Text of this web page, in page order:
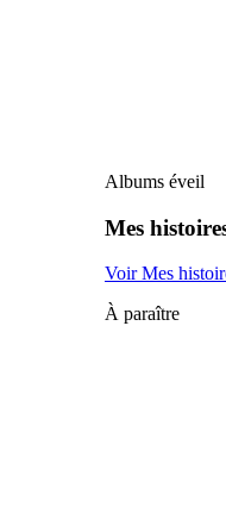
Albums éveil
Mes
Voir Mes
À paraître